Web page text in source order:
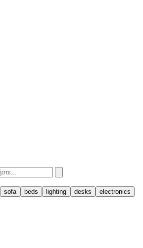
sofa beds lighting desks electronics